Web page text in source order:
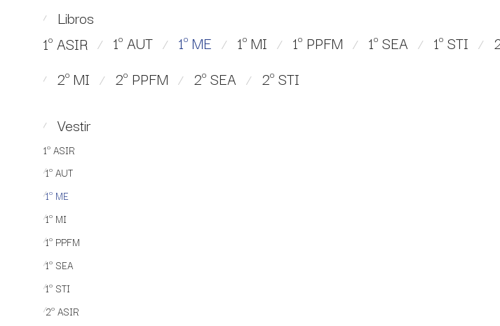
⁄
Libros
1º ASIR
⁄ 1º AUT ⁄ 1º ME ⁄ 1º MI ⁄ 1º PPFM ⁄ 1º SEA ⁄ 1º STI ⁄
⁄ 2º MI ⁄ 2º PPFM ⁄ 2º SEA ⁄ 2º STI
⁄ Vestir
1º ASIR
⁄1º AUT
⁄1º ME
⁄1º MI
⁄1º PPFM
⁄1º SEA
⁄1º STI
⁄2º ASIR